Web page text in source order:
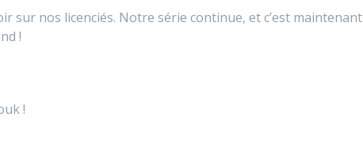
sur nos licenciés. Notre série continue, et c’est maintenant
!
!